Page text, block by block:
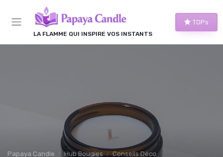
LA FLAMME QUI INSPIRE VOS INSTANTS
TOPs
Papaya Candle Hub Bougies Conseils Déco
Panneau de gestion des cookies